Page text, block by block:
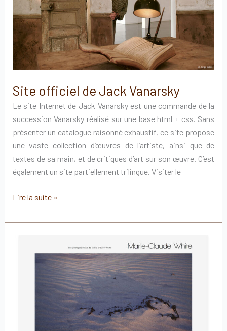
Site officiel de Jack Vanarsky
Le site Internet de Jack Vanarsky est une commande de la
succession Vanarsky réalisé sur une base html + css. Sans
présenter un catalogue raisonné exhaustif, ce site propose
une vaste collection d’œuvres de l’artiste, ainsi que de
textes de sa main, et de critiques d’art sur son œuvre. C’est
également un site partiellement trilingue. Visiter le
Site
de
Lire la suite »